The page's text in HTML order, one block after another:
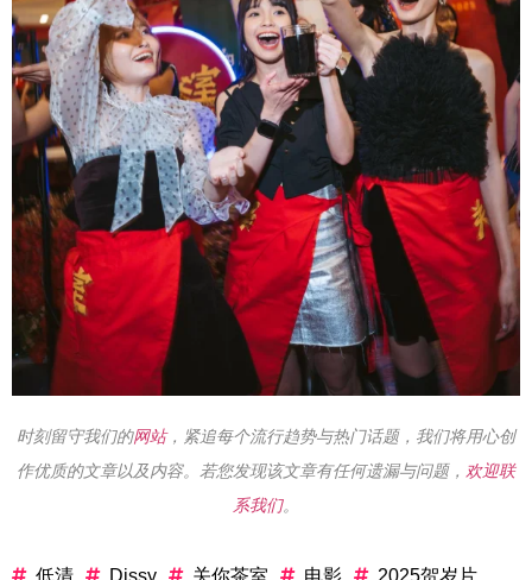
时刻留守我们的网站，紧追每个流行趋势与热门话题，我们将用心创
作优质的文章以及内容。若您发现该文章有任何遗漏与问题， 欢迎联
系我们。